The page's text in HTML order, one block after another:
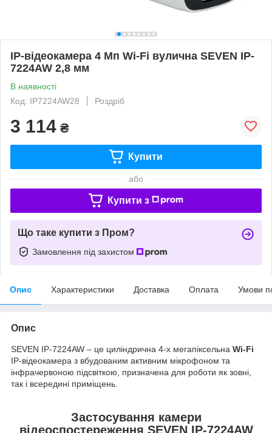
IP-відеокамера 4 Мп Wi-Fi вулична SEVEN IP-
7224AW 2,8 мм
В наявності
Код: IP7224AW28
Роздріб
3 114 ₴
Купити
або
Купити з
Що таке купити з Пром?
Замовлення під захистом
Опис Характеристики Доставка Оплата Умови
Опис
SEVEN IP-7224AW – це циліндрична 4-х мегапіксельна Wi-Fi
IP-відеокамера з вбудованим активним мікрофоном та
інфрачервоною підсвіткою, призначена для роботи як зовні,
так і всередині приміщень.
Застосування камери
відеоспостереження SEVEN IP-7224AW